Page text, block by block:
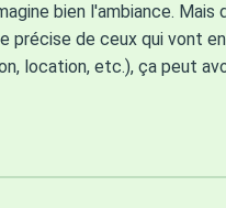
bien l'ambiance. Mais
précise de ceux qui vont
location, etc.), ça peut